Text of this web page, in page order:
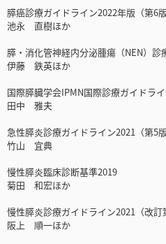
膵癌診療ガイドライン2022年版（第6版
池永 直樹ほか
膵・消化管神経内分泌腫瘍（NEN）診
伊藤 鉄英ほか
国際膵臓学会IPMN国際診療ガイドラ
田中 雅夫
急性膵炎診療ガイドライン2021（第5版
竹山 宜典
慢性膵炎臨床診断基準2019
菊田 和宏ほか
慢性膵炎診療ガイドライン2021（改訂
阪上 順一ほか